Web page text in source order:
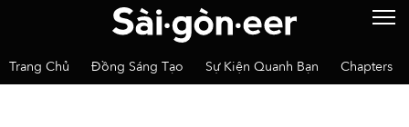
Trang Chủ Đồng Sáng Tạo Sự Kiện Quanh Bạn Chapters